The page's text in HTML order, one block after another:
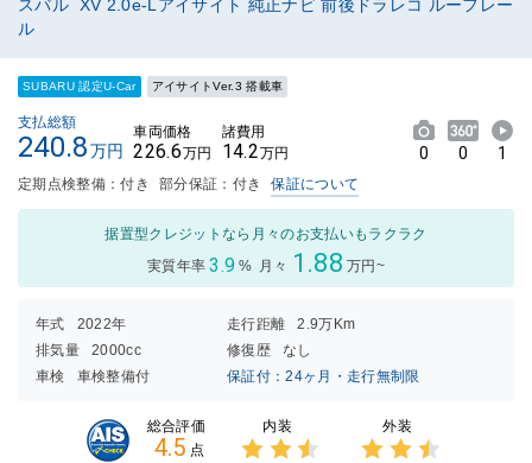
スバル XV 2.0e-Lアイサイト 純正ナビ 前後ドラレコ ルーフレー
ル
SUBARU 認定U-Car アイサイトVer.3 搭載車
支払総額
240.8万円
車両価格
226.6万円
諸費用
14.2万円 0 0 1
定期点検整備：付き 部分保証：付き 保証について
据置型クレジットなら月々のお支払いもラクラク
実質年率 3.9 % 月々 1.88 万円~
年式 2022年 走行距離
2.9万Km
排気量
2000cc 修復歴
なし
車検
車検整備付 保証付：24ヶ月・走行無制限
総合評価
4.5 点
内装 外装